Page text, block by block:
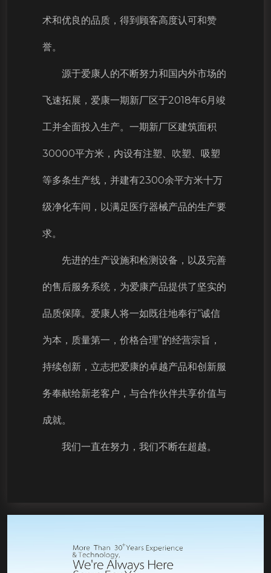
术和优良的品质，得到顾客高度认可和赞
誉。
源于爱康人的不断努力和国内外市场的
飞速拓展，爱康一期新厂区于2018年6月竣
工并全面投入生产。一期新厂区建筑面积
30000平方米，内设有注塑、吹塑、吸塑
等多条生产线，并建有2300余平方米十万
级净化车间，以满足医疗器械产品的生产要
求。
先进的生产设施和检测设备，以及完善
的售后服务系统，为爱康产品提供了坚实的
品质保障。爱康人将一如既往地奉行“诚信
为本，质量第一，价格合理”的经营宗旨，
持续创新，立志把爱康的卓越产品和创新服
务奉献给新老客户，与合作伙伴共享价值与
成就。
我们一直在努力，我们不断在超越。